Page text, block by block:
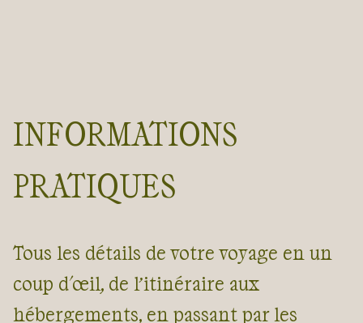
INFORMATIONS
PRATIQUES
Tous les détails de votre voyage en un
coup d'œil, de l’itinéraire aux
hébergements, en passant par les